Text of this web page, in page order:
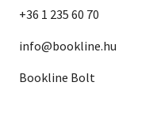
+36 1 235 60 70
info@bookline.hu
Bookline Bolt